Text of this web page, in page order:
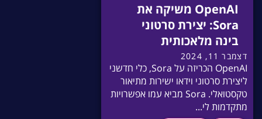
OpenAI משיקה את
Sora: יצירת סרטוני
בינה מלאכותית
דצמבר 11, 2024
OpenAI הכריזה על Sora, כלי חדשני
ליצירת סרטוני וידאו ישירות מתיאור
טקסטואלי. Sora מביא עמו אפשרויות
מתקדמות לי...